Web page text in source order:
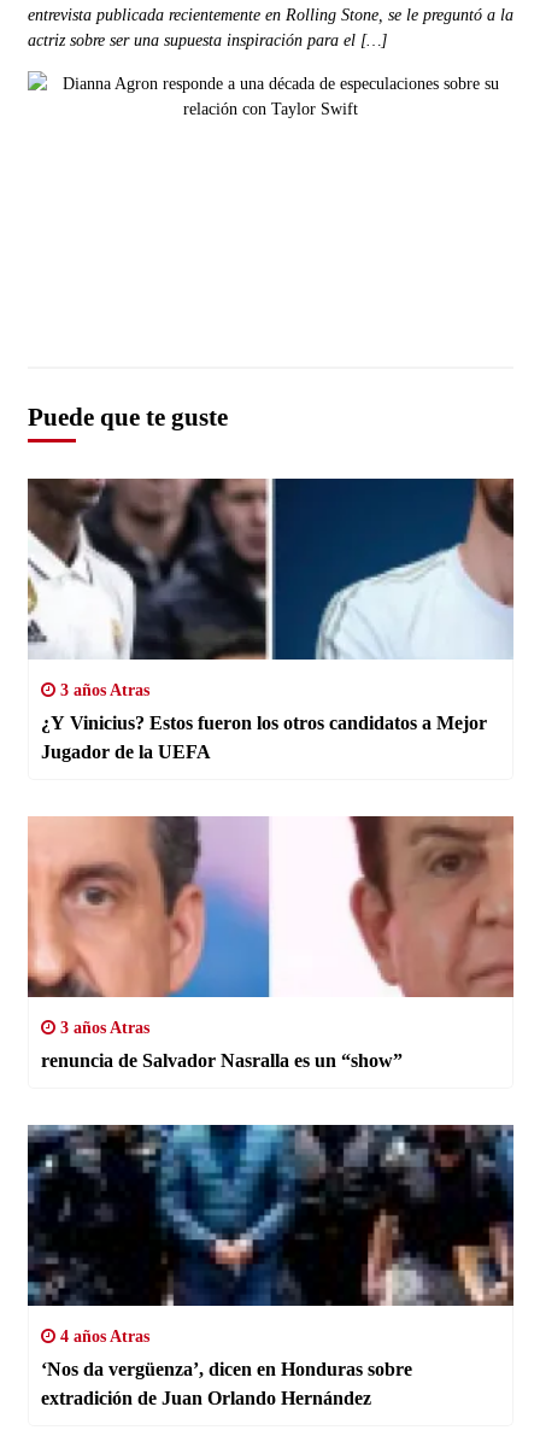
entrevista publicada recientemente en Rolling Stone, se le preguntó a la
actriz sobre ser una supuesta inspiración para el […]
Puede que te guste
3 años Atras
¿Y Vinicius? Estos fueron los otros candidatos a Mejor
Jugador de la UEFA
3 años Atras
renuncia de Salvador Nasralla es un “show”
4 años Atras
‘Nos da vergüenza’, dicen en Honduras sobre
extradición de Juan Orlando Hernández